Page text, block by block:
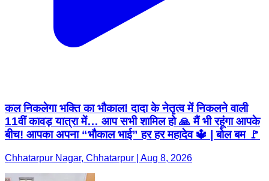
कल निकलेगा भक्ति का भौकाल! दादा के नेतृत्व में निकलने वाली
11वीं कावड़ यात्रा में… आप सभी शामिल हो 🙏 मैं भी रहूंगा आपके
बीच! आपका अपना “भौकाल भाई” हर हर महादेव 🔱 | बोल बम 🚩
Chhatarpur Nagar, Chhatarpur | Aug 8, 2026